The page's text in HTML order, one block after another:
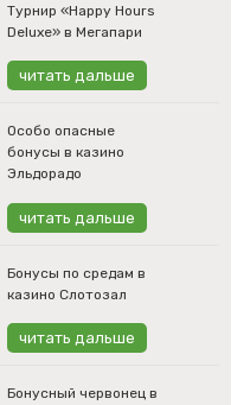
Турнир «Happy Hours
Deluxe» в Мегапари
читать дальше
Особо опасные
бонусы в казино
Эльдорадо
читать дальше
Бонусы по средам в
казино Слотозал
читать дальше
Бонусный червонец в